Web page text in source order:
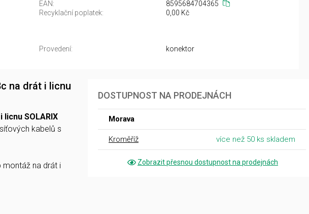
EAN:
8595684704365
Recyklační poplatek: 0,00 Kč
Provedení:
konektor
na drát i licnu
SOLARIX
kabelů s
montáž na drát i
DOSTUPNOST NA PRODEJNÁCH
Morava
Kroměříž více než 50 ks skladem
Zobrazit přesnou dostupnost na prodejnách